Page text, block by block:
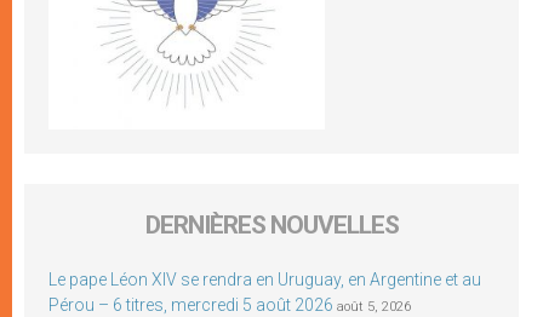
DERNIÈRES NOUVELLES
Le pape Léon XIV se rendra en Uruguay, en Argentine et au
Pérou – 6 titres, mercredi 5 août 2026 août 5, 2026